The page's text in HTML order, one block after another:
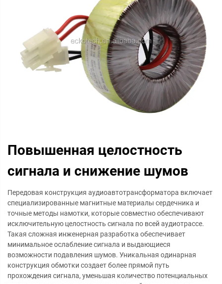
Повышенная целостность
сигнала и снижение шумов
Передовая конструкция аудиоавтотрансформатора включает
специализированные магнитные материалы сердечника и
точные методы намотки, которые совместно обеспечивают
исключительную целостность сигнала по всей аудиотрассе.
Такая сложная инженерная разработка обеспечивает
минимальное ослабление сигнала и выдающиеся
возможности подавления шумов. Уникальная одинарная
конструкция обмотки создает более прямой путь
прохождения сигнала, уменьшая количество потенциальных